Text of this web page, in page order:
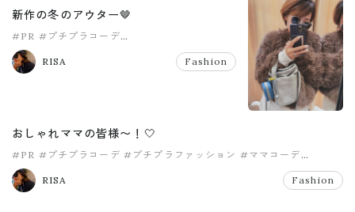
新作の冬のアウター🤎
#PR #プチプラコーデ
#プチプラファッション
#ママコーデ
#ママファッション
RISA Fashion
おしゃれママの皆様〜！🤍
#PR #プチプラコーデ #プチプラファッション #ママコーデ
#ママファッション
RISA
Fashion